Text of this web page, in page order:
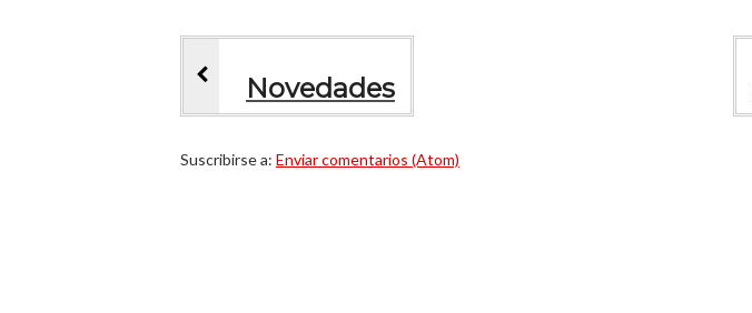
Novedades
Suscribirse a: Enviar comentarios (Atom)